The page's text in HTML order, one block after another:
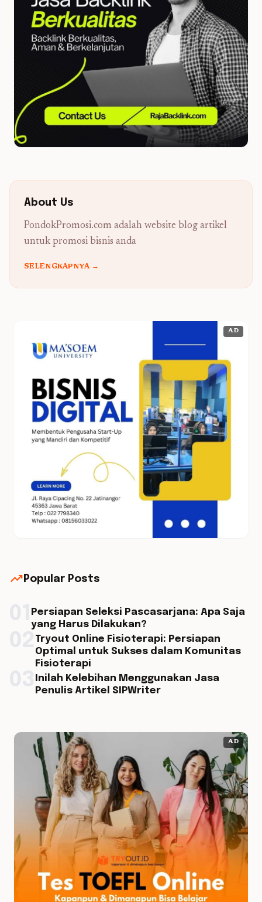
About Us
PondokPromosi.com adalah website blog artikel
untuk promosi bisnis anda
SELENGKAPNYA →
AD
trending_up Popular Posts
Persiapan Seleksi Pascasarjana: Apa Saja
yang Harus Dilakukan?
Tryout Online Fisioterapi: Persiapan
Optimal untuk Sukses dalam Komunitas
Fisioterapi
Inilah Kelebihan Menggunakan Jasa
Penulis Artikel SIPWriter
AD